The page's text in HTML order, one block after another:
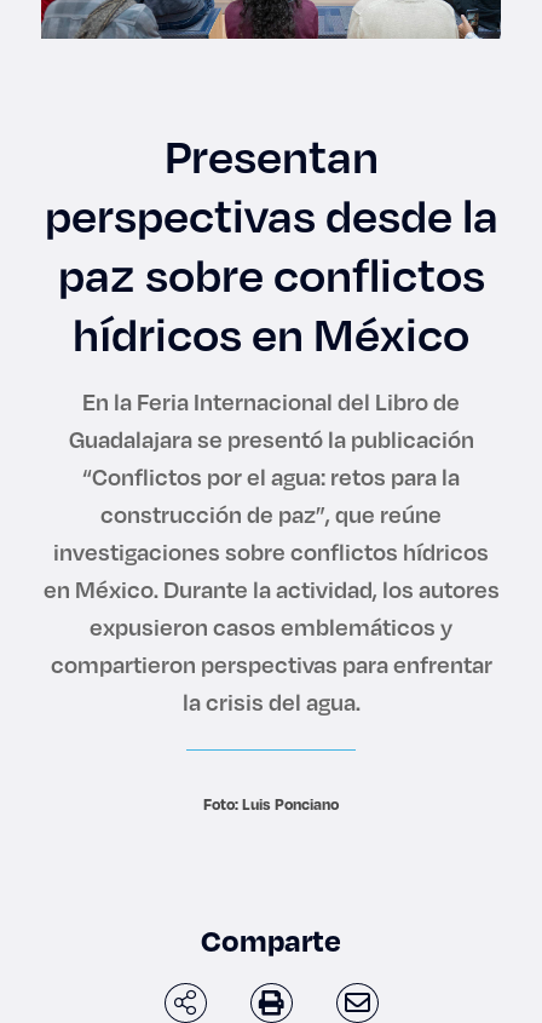
Graduaciones
CRUCE
Derecho
Lo más buscado
Derecho
Prepa ITESO
Presentan
perspectivas desde la
paz sobre conflictos
hídricos en México
En la Feria Internacional del Libro de
Guadalajara se presentó la publicación
“Conflictos por el agua: retos para la
construcción de paz”, que reúne
investigaciones sobre conflictos hídricos
en México. Durante la actividad, los autores
expusieron casos emblemáticos y
compartieron perspectivas para enfrentar
la crisis del agua.
Foto: Luis Ponciano
Comparte